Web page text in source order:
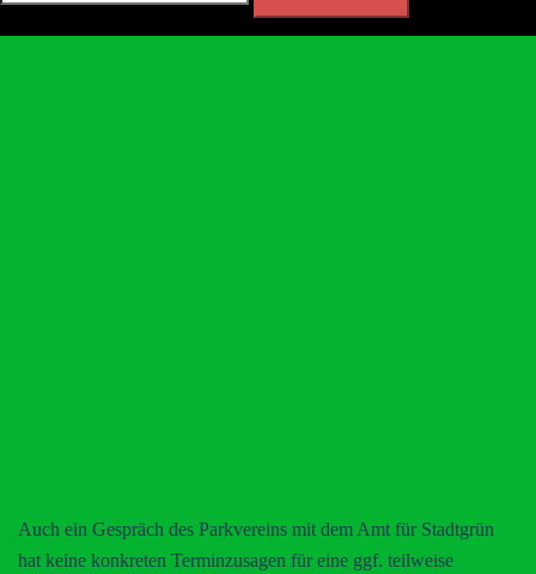
Auch ein Gespräch des Parkvereins mit dem Amt für Stadtgrün
hat keine konkreten Terminzusagen für eine ggf. teilweise